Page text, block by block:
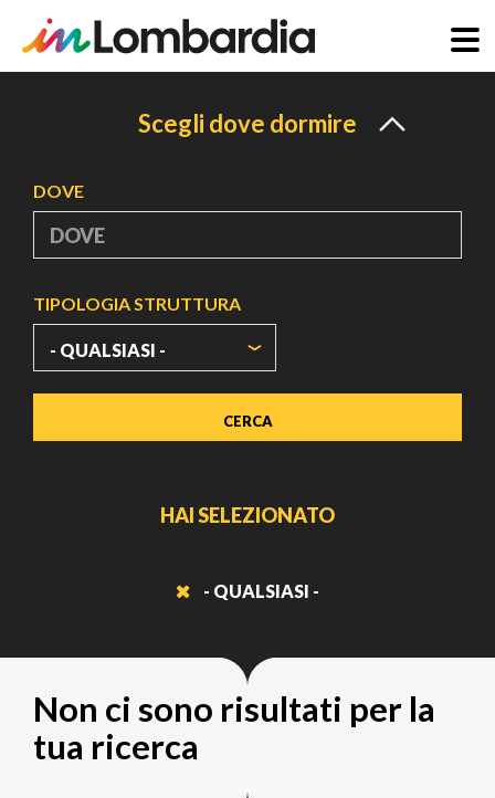
Scegli dove dormire
DOVE
TIPOLOGIA STRUTTURA
HAI SELEZIONATO
- QUALSIASI -
Non ci sono risultati per la
tua ricerca